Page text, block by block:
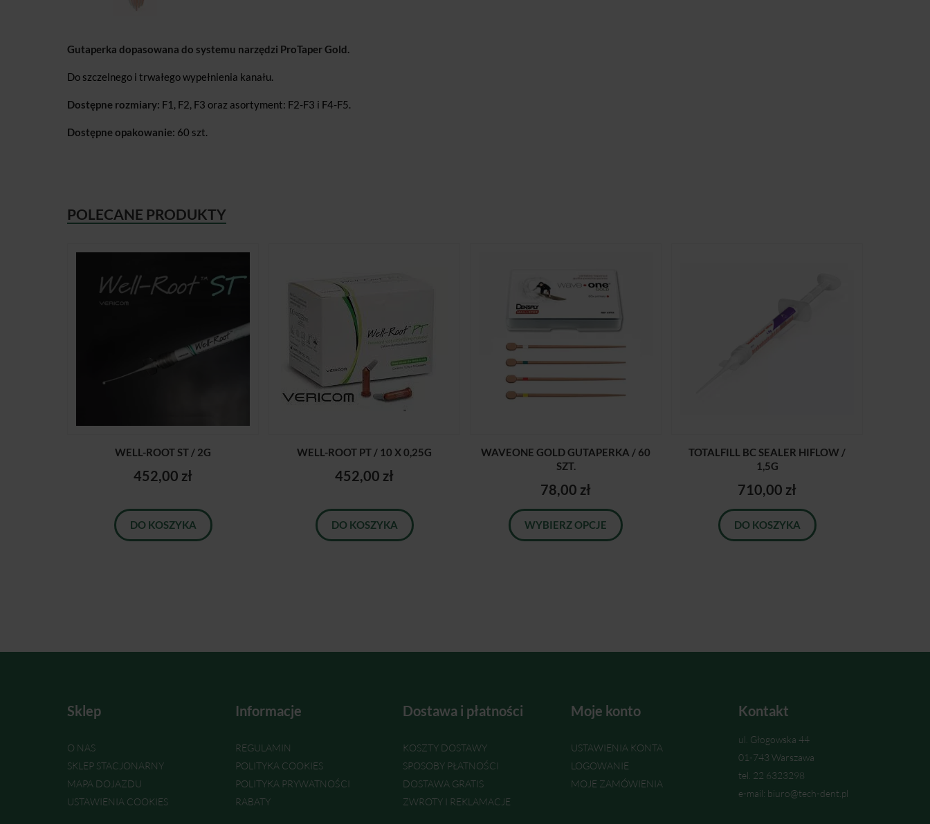
Gutaperka dopasowana do systemu narzędzi ProTaper Gold.
Do szczelnego i trwałego wypełnienia kanału.
Dostępne rozmiary: F1, F2, F3 oraz asortyment: F2-F3 i F4-F5.
Dostępne opakowanie: 60 szt.
POLECANE PRODUKTY
WELL-ROOT ST / 2G
452,00 zł
DO KOSZYKA
WELL-ROOT PT / 10 X 0,25G
452,00 zł
DO KOSZYKA
WAVEONE GOLD GUTAPERKA / 60
SZT.
78,00 zł
WYBIERZ OPCJE
TOTALFILL BC SEALER HIFLOW /
1,5G
710,00 zł
DO KOSZYKA
Sklep
O NAS
SKLEP STACJONARNY
MAPA DOJAZDU
USTAWIENIA COOKIES
Informacje
REGULAMIN
POLITYKA COOKIES
POLITYKA PRYWATNOŚCI
RABATY
Dostawa i płatności
KOSZTY DOSTAWY
SPOSOBY PŁATNOŚCI
DOSTAWA GRATIS
ZWROTY I REKLAMACJE
Moje konto
USTAWIENIA KONTA
LOGOWANIE
MOJE ZAMÓWIENIA
Kontakt
ul. Głogowska 44
01-743 Warszawa
tel. 22 6323298
e-mail: biuro@tech-dent.pl